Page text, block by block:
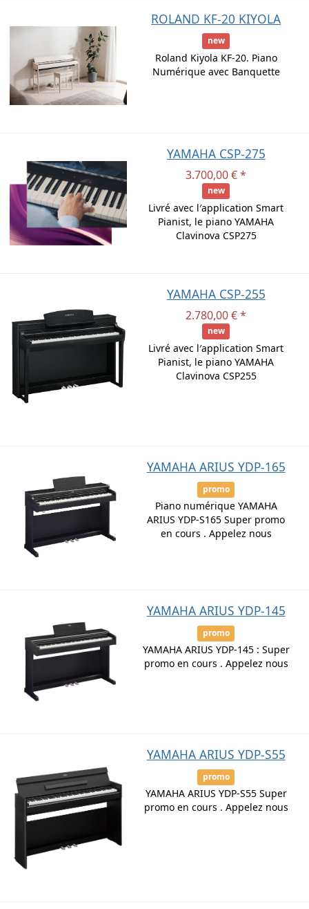
ROLAND KF-20 KIYOLA
new
Roland Kiyola KF-20. Piano
Numérique avec Banquette
YAMAHA CSP-275
3.700,00 € *
new
Livré avec l′application Smart
Pianist, le piano YAMAHA
Clavinova CSP275
YAMAHA CSP-255
2.780,00 € *
new
Livré avec l′application Smart
Pianist, le piano YAMAHA
Clavinova CSP255
YAMAHA ARIUS YDP-165
promo
Piano numérique YAMAHA
ARIUS YDP-S165 Super promo
en cours . Appelez nous
YAMAHA ARIUS YDP-145
promo
YAMAHA ARIUS YDP-145 : Super
promo en cours . Appelez nous
YAMAHA ARIUS YDP-S55
promo
YAMAHA ARIUS YDP-S55 Super
promo en cours . Appelez nous